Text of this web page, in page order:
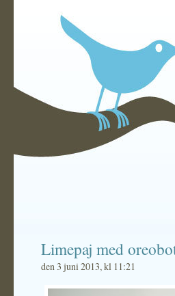
Limepaj med
den 3 juni 2013, kl 11:21